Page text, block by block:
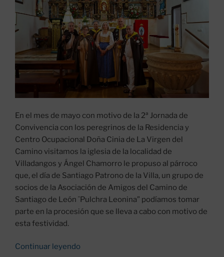
En el mes de mayo con motivo de la 2ª Jornada de
Convivencia con los peregrinos de la Residencia y
Centro Ocupacional Doña Cinia de La Virgen del
Camino visitamos la iglesia de la localidad de
Villadangos y Ángel Chamorro le propuso al párroco
que, el día de Santiago Patrono de la Villa, un grupo de
socios de la Asociación de Amigos del Camino de
Santiago de León ¨Pulchra Leonina” podíamos tomar
parte en la procesión que se lleva a cabo con motivo de
esta festividad.
Continuar leyendo